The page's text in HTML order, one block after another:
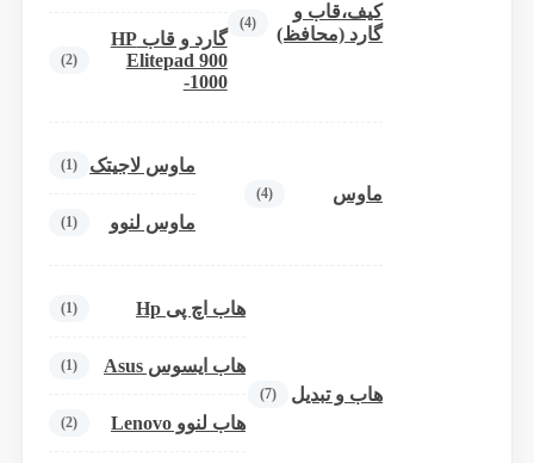
کیف،قاب و
گارد (محافظ)
(4)
گارد و قاب HP
Elitepad 900
-1000
(2)
ماوس (4)
ماوس لاجیتک (1)
ماوس لنوو (1)
هاب و تبدیل (7)
هاب اچ پی Hp (1)
هاب ایسوس Asus (1)
هاب لنوو Lenovo (2)